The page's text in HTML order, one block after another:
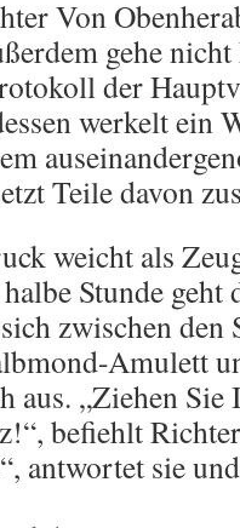
Von
gehe
der
werkelt ein
Teile davon
weicht als
Stunde geht
zwischen den
Amulett
aus. „Ziehen
befiehlt
antwortet sie